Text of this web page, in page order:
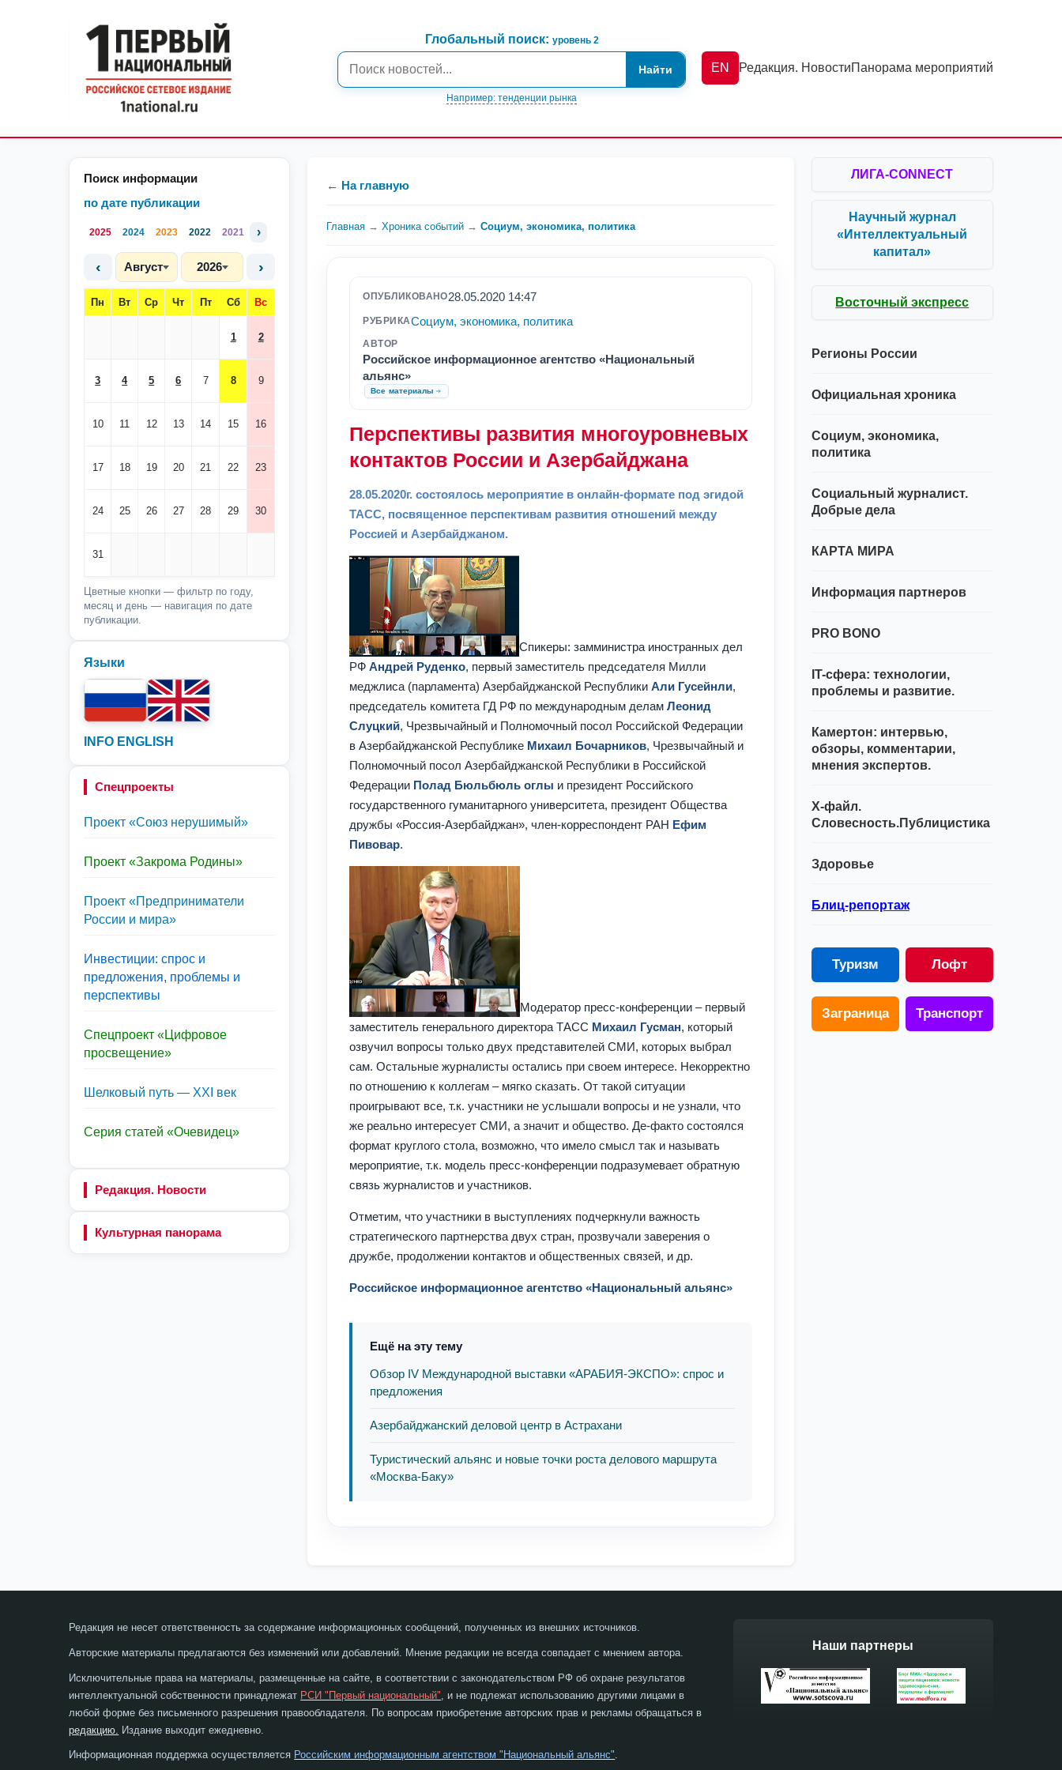
Глобальный поиск: уровень 2
Найти
Например: тенденции рынка
EN Редакция. НовостиПанорама мероприятий
Поиск информации
по дате публикации
2025 2024 2023 2022 2021 ›
‹ Август 2026 ›
Пн Вт Ср Чт Пт Сб Вс
1 2
3 4 5 6 7 8 9
10 11 12 13 14 15 16
17 18 19 20 21 22 23
24 25 26 27 28 29 30
31
Цветные кнопки — фильтр по году,
месяц и день — навигация по дате
публикации.
Языки
INFO ENGLISH
Спецпроекты
Проект «Союз нерушимый»
Проект «Закрома Родины»
Проект «Предприниматели
России и мира»
Инвестиции: спрос и
предложения, проблемы и
перспективы
Спецпроект «Цифровое
просвещение»
Шелковый путь — XXI век
Серия статей «Очевидец»
Редакция. Новости
Культурная панорама
← На главную
Главная → Хроника событий → Социум, экономика, политика
ОПУБЛИКОВАНО28.05.2020 14:47
РУБРИКАСоциум, экономика, политика
АВТОР
Российское информационное агентство «Национальный
альянс»
Все материалы
Перспективы развития многоуровневых
контактов России и Азербайджана
28.05.2020г. состоялось мероприятие в онлайн-формате под эгидой
ТАСС, посвященное перспективам развития отношений между
Россией и Азербайджаном.
Спикеры: замминистра иностранных дел
РФАндрей Руденко, первый заместитель председателя Милли
меджлиса (парламента) Азербайджанской Республики Али Гусейнли,
председатель комитета ГД РФ по международным деламЛеонид
Слуцкий, Чрезвычайный и Полномочный посол Российской Федерации
в Азербайджанской Республике Михаил Бочарников, Чрезвычайный и
Полномочный посол Азербайджанской Республики в Российской
Федерации Полад Бюльбюль оглы и президент Российского
государственного гуманитарного университета, президент Общества
дружбы «Россия-Азербайджан», член-корреспондент РАН Ефим
Пивовар.
Модератор пресс-конференции – первый
заместитель генерального директора ТАСС Михаил Гусман, который
озвучил вопросы только двух представителей СМИ, которых выбрал
сам. Остальные журналисты остались при своем интересе. Некорректно
по отношению к коллегам – мягко сказать. От такой ситуации
проигрывают все, т.к. участники не услышали вопросы и не узнали, что
же реально интересует СМИ, а значит и общество. Де-факто состоялся
формат круглого стола, возможно, что имело смысл так и называть
мероприятие, т.к. модель пресс-конференции подразумевает обратную
связь журналистов и участников.
Отметим, что участники в выступлениях подчеркнули важность
стратегического партнерства двух стран, прозвучали заверения о
дружбе, продолжении контактов и общественных связей, и др.
Российское информационное агентство «Национальный альянс»
Ещё на эту тему
Обзор IV Международной выставки «АРАБИЯ-ЭКСПО»: спрос и
предложения
Азербайджанский деловой центр в Астрахани
Туристический альянс и новые точки роста делового маршрута
«Москва-Баку»
ЛИГА-CONNECT
Научный журнал
«Интеллектуальный
капитал»
Восточный экспресс
Регионы России
Официальная хроника
Социум, экономика,
политика
Социальный журналист.
Добрые дела
КАРТА МИРА
Информация партнеров
PRO BONO
IT-сфера: технологии,
проблемы и развитие.
Камертон: интервью,
обзоры, комментарии,
мнения экспертов.
Х-файл.
Словесность.Публицистика
Здоровье
Блиц-репортаж
Туризм Лофт
Заграница Транспорт
Редакция не несет ответственность за содержание информационных сообщений, полученных из внешних источников.
Авторские материалы предлагаются без изменений или добавлений. Мнение редакции не всегда совпадает с мнением автора.
Исключительные права на материалы, размещенные на сайте, в соответствии с законодательством РФ об охране результатов
интеллектуальной собственности принадлежат РСИ "Первый национальный" , и не подлежат использованию другими лицами в
любой форме без письменного разрешения правообладателя. По вопросам приобретение авторских прав и рекламы обращаться в
редакцию. Издание выходит ежедневно.
Информационная поддержка осуществляется Российским информационным агентством "Национальный альянс".
Наши партнеры